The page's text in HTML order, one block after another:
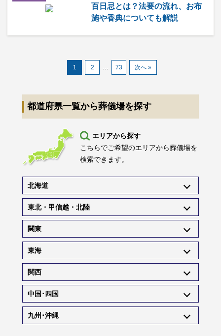
百日忌とは？法要の流れ、お布
施や香典についても解説
1 2 73 次へ »
都道府県一覧から葬儀場を探す
エリアから探す
こちらでご希望のエリアから葬儀場を
検索できます。
北海道
東北・甲信越・北陸
関東
東海
関西
中国･四国
九州･沖縄